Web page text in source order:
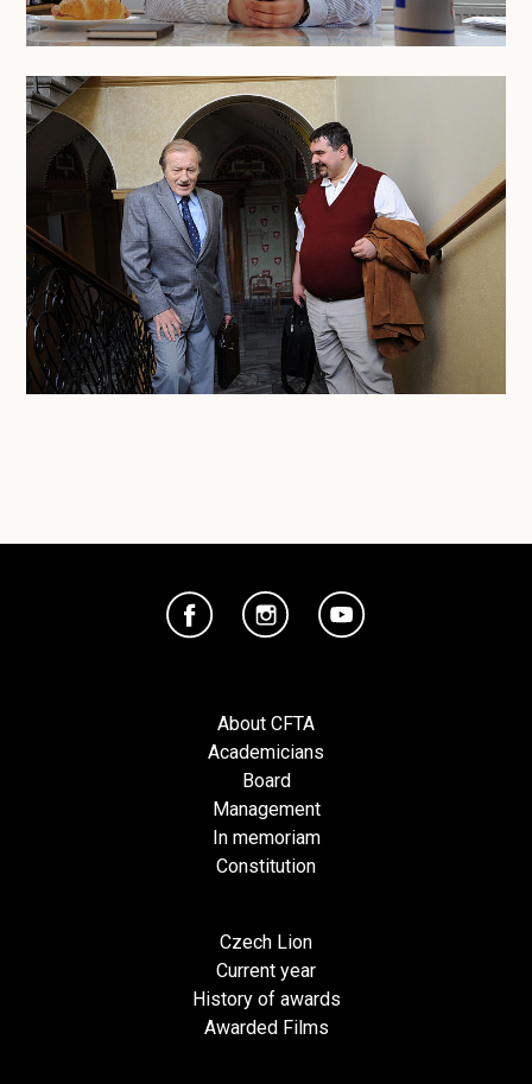
About CFTA
Academicians
Board
Management
In memoriam
Constitution
Czech Lion
Current year
History of awards
Awarded Films